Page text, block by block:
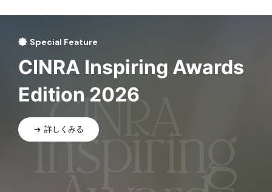
Special Feature
CINRA Inspiring Awards
Edition 2026
詳しくみる